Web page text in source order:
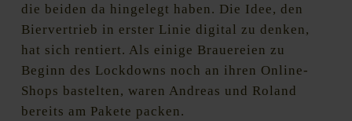
die beiden da hingelegt haben. Die Idee, den
Biervertrieb in erster Linie digital zu denken,
hat sich rentiert. Als einige Brauereien zu
Beginn des Lockdowns noch an ihren Online-
Shops bastelten, waren Andreas und Roland
bereits am Pakete packen.